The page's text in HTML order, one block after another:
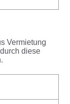
Vermietung
diese